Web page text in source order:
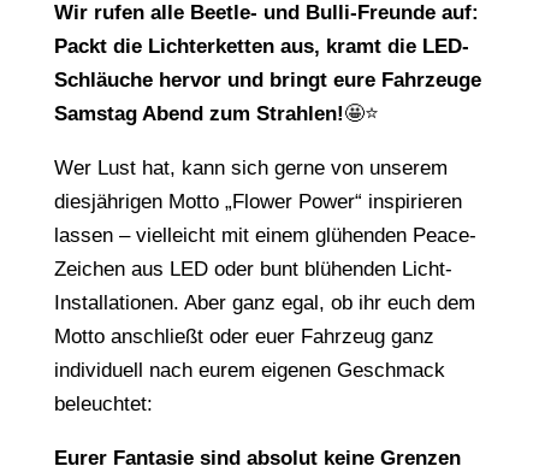
Wir rufen alle Beetle- und Bulli-Freunde auf:
Packt die Lichterketten aus, kramt die LED-
Schläuche hervor und bringt eure Fahrzeuge
Samstag Abend zum Strahlen!🤩⭐️
Wer Lust hat, kann sich gerne von unserem
diesjährigen Motto „Flower Power“ inspirieren
lassen – vielleicht mit einem glühenden Peace-
Zeichen aus LED oder bunt blühenden Licht-
Installationen. Aber ganz egal, ob ihr euch dem
Motto anschließt oder euer Fahrzeug ganz
individuell nach eurem eigenen Geschmack
beleuchtet:
Eurer Fantasie sind absolut keine Grenzen